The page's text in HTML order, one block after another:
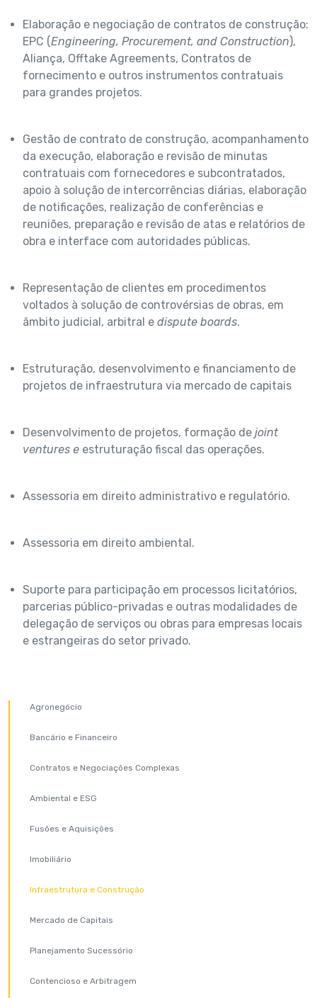
Elaboração e negociação de contratos de construção:
EPC (Engineering, Procurement, and Construction),
Aliança, Offtake Agreements, Contratos de
fornecimento e outros instrumentos contratuais
para grandes projetos.
Gestão de contrato de construção, acompanhamento
da execução, elaboração e revisão de minutas
contratuais com fornecedores e subcontratados,
apoio à solução de intercorrências diárias, elaboração
de notificações, realização de conferências e
reuniões, preparação e revisão de atas e relatórios de
obra e interface com autoridades públicas.
Representação de clientes em procedimentos
voltados à solução de controvérsias de obras, em
âmbito judicial, arbitral e dispute boards.
Estruturação, desenvolvimento e financiamento de
projetos de infraestrutura via mercado de capitais
Desenvolvimento de projetos, formação de joint
ventures e estruturação fiscal das operações.
Assessoria em direito administrativo e regulatório.
Assessoria em direito ambiental.
Suporte para participação em processos licitatórios,
parcerias público-privadas e outras modalidades de
delegação de serviços ou obras para empresas locais
e estrangeiras do setor privado.
Agronegócio
Bancário e Financeiro
Contratos e Negociações Complexas
Ambiental e ESG
Fusões e Aquisições
Imobiliário
Infraestrutura e Construção
Mercado de Capitais
Planejamento Sucessório
Contencioso e Arbitragem